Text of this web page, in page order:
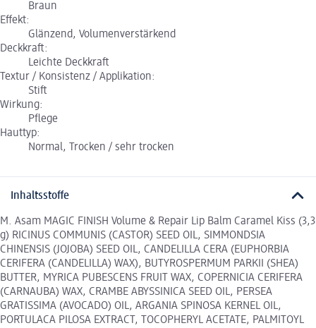
Braun
Effekt:
Glänzend, Volumenverstärkend
Deckkraft:
Leichte Deckkraft
Textur / Konsistenz / Applikation:
Stift
Wirkung:
Pflege
Hauttyp:
Normal, Trocken / sehr trocken
Inhaltsstoffe
M. Asam MAGIC FINISH Volume & Repair Lip Balm Caramel Kiss (3,3
g) RICINUS COMMUNIS (CASTOR) SEED OIL, SIMMONDSIA
CHINENSIS (JOJOBA) SEED OIL, CANDELILLA CERA (EUPHORBIA
CERIFERA (CANDELILLA) WAX), BUTYROSPERMUM PARKII (SHEA)
BUTTER, MYRICA PUBESCENS FRUIT WAX, COPERNICIA CERIFERA
(CARNAUBA) WAX, CRAMBE ABYSSINICA SEED OIL, PERSEA
GRATISSIMA (AVOCADO) OIL, ARGANIA SPINOSA KERNEL OIL,
PORTULACA PILOSA EXTRACT, TOCOPHERYL ACETATE, PALMITOYL